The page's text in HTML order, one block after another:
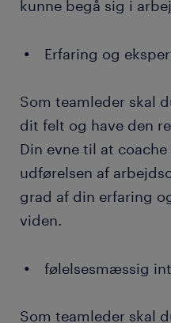
kunne begå sig i
Erfaring og
Som teamleder skal
dit felt og have den
Din evne til at
udførelsen af
grad af din erfaring
viden.
følelsesmæssig
Som teamleder skal